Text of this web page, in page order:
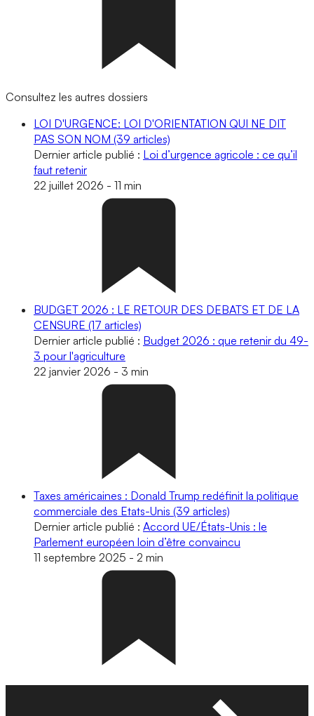
Consultez les autres dossiers
LOI D'URGENCE: LOI D'ORIENTATION QUI NE DIT
PAS SON NOM (39 articles)
Dernier article publié : Loi d’urgence agricole : ce qu’il
faut retenir
22 juillet 2026 - 11 min
BUDGET 2026 : LE RETOUR DES DEBATS ET DE LA
CENSURE (17 articles)
Dernier article publié : Budget 2026 : que retenir du 49-
3 pour l'agriculture
22 janvier 2026 - 3 min
Taxes américaines : Donald Trump redéfinit la politique
commerciale des Etats-Unis (39 articles)
Dernier article publié : Accord UE/États-Unis : le
Parlement européen loin d’être convaincu
11 septembre 2025 - 2 min